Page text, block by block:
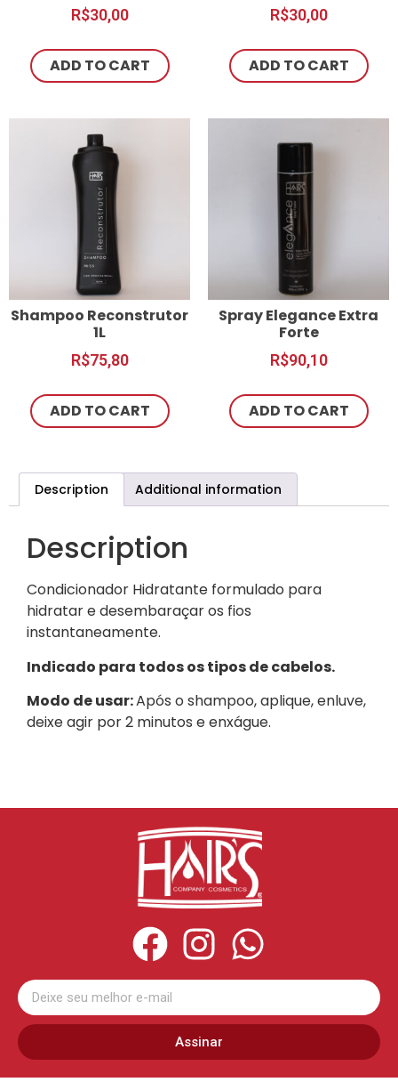
R$30,00
ADD TO CART
R$30,00
ADD TO CART
Shampoo Reconstrutor
1L
R$75,80
ADD TO CART
Spray Elegance Extra
Forte
R$90,10
ADD TO CART
Description Additional information
Description
Condicionador Hidratante formulado para
hidratar e desembaraçar os fios
instantaneamente.
Indicado para todos os tipos de cabelos.
Modo de usar:Após o shampoo, aplique, enluve,
deixe agir por 2 minutos e enxágue.
Assinar